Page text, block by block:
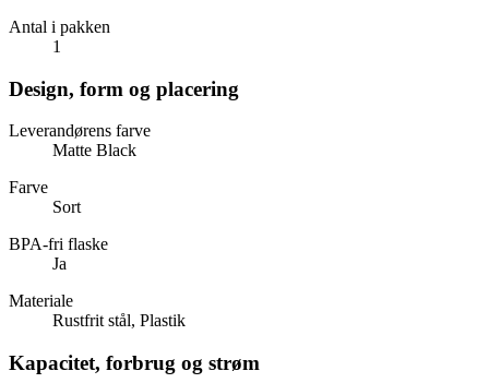
Antal i pakken
1
Design, form og placering
Leverandørens farve
Matte Black
Farve
Sort
BPA-fri flaske
Ja
Materiale
Rustfrit stål, Plastik
Kapacitet, forbrug og strøm